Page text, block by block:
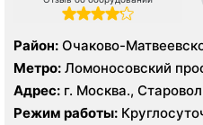
Район: Очаково-
Метро: Ломоносовский
Славянский бульвар
Адрес: г. Москва.,
Режим работы: